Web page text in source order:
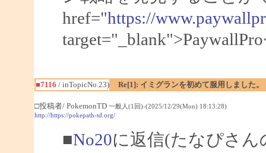
href="https://
■7116 / inTopicNo.23) Re[1]: イミグランを初めて服用しました。
□投稿者/ PokemonTD 一般人(1回)-(2025/12/29(Mon) 18:13:28)
http://https://pokepath-td.org/
■No20に返信(たなぴさん